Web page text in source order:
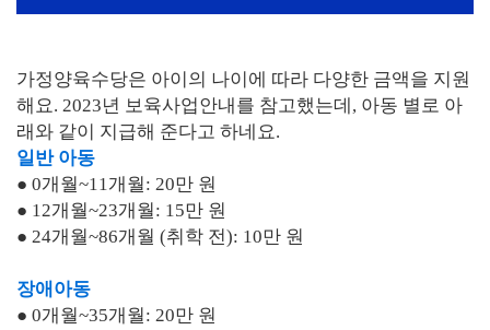
가정양육수당은 아이의 나이에 따라 다양한 금액을 지원
해요. 2023년 보육사업안내를 참고했는데, 아동 별로 아
래와 같이 지급해 준다고 하네요.
일반 아동
● 0개월~11개월: 20만 원
● 12개월~23개월: 15만 원
● 24개월~86개월 (취학 전): 10만 원
장애아동
● 0개월~35개월: 20만 원